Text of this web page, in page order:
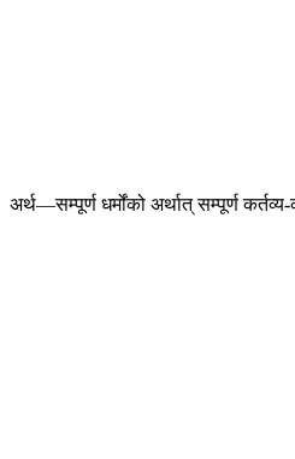
अर्थ—सम्पूर्ण धर्मोंको अर्थात् सम्पूर्ण